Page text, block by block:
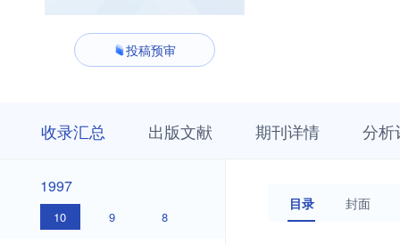
投稿预审
收录汇总 出版文献 期刊详情 分析
1997
1997
10 9 8
目录 封面